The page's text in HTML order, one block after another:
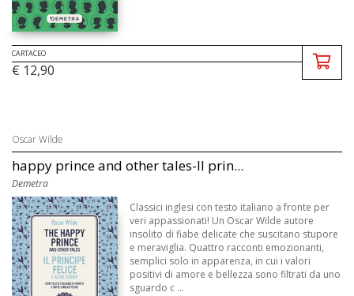
CARTACEO
€ 12,90
Oscar Wilde
happy prince and other tales-Il prin...
Demetra
Classici inglesi con testo italiano a fronte per
veri appassionati! Un Oscar Wilde autore
insolito di fiabe delicate che suscitano stupore
e meraviglia. Quattro racconti emozionanti,
semplici solo in apparenza, in cui i valori
positivi di amore e bellezza sono filtrati da uno
sguardo c ...